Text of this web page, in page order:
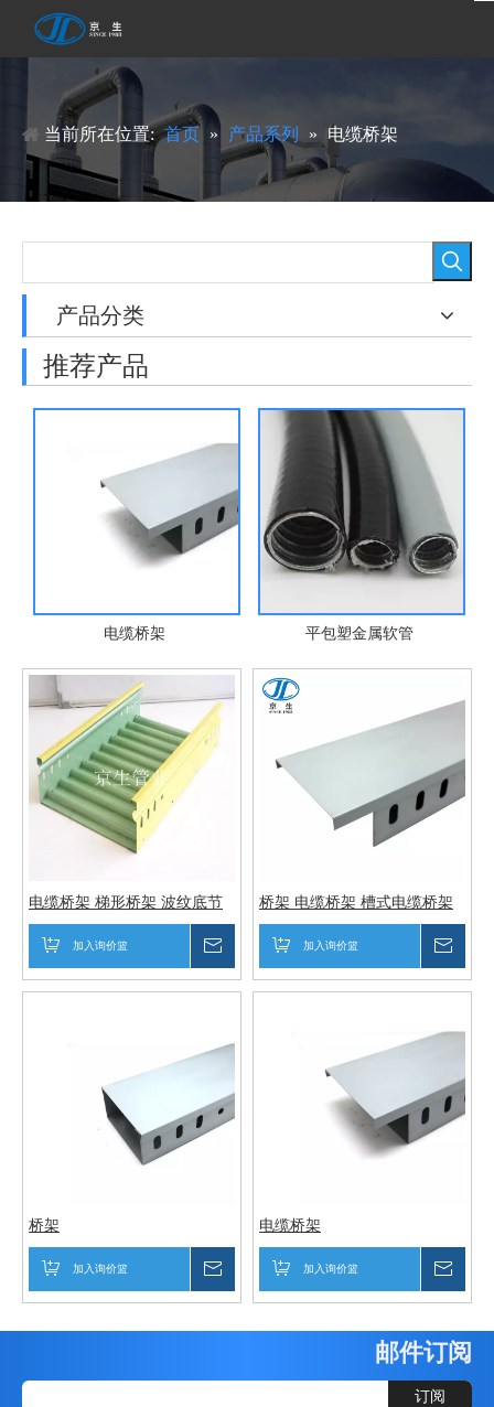
当前所在位置: 首页 » 产品系列 » 电缆桥架
产品分类
推荐产品
平包塑金属软管
86型铝合金
分线盒 防水
电缆桥架 梯形桥架 波纹底节
能桥架
加入询价篮
桥架 电缆桥架 槽式电缆桥架
加入询价篮
桥架
加入询价篮
电缆桥架
加入询价篮
邮件订阅
订阅